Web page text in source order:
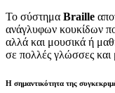
Το σύστημα Braille
ανάγλυφων κουκίδων
αλλά και μουσικά ή
σε πολλές γλώσσες
Η σημαντικότητα της